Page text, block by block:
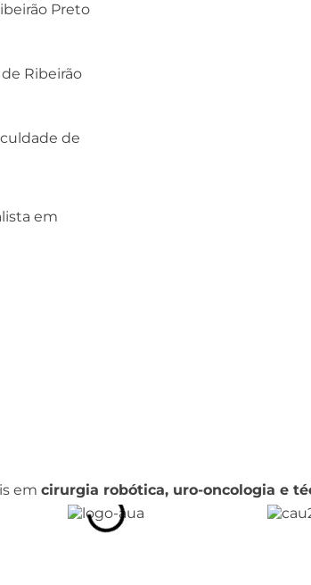
Preto
Ribeirão
de
em
em cirurgia robótica, uro-oncologia e